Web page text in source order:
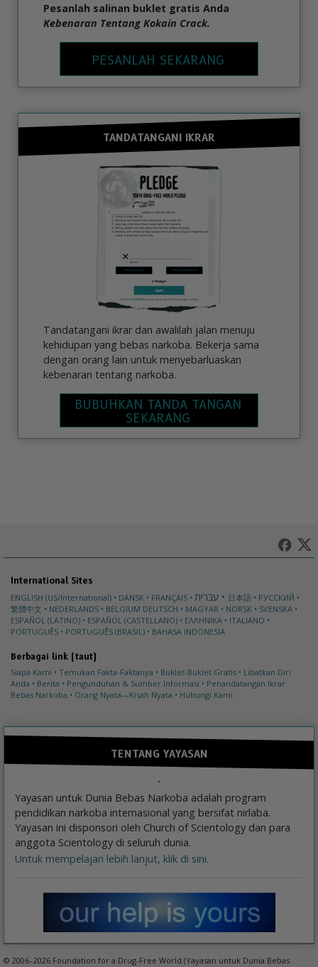
Pesanlah salinan buklet gratis Anda
Kebenaran Tentang Kokain Crack.
PESANLAH SEKARANG
TANDATANGANI IKRAR
Tandatangani ikrar dan awalilah jalan menuju
kehidupan yang bebas narkoba. Bekerja sama
dengan orang lain untuk menyebarluaskan
kebenaran tentang narkoba.
BUBUHKAN TANDA TANGAN
SEKARANG
International Sites
ENGLISH (US/International)
DANSK FRANÇAIS עברית 日本語
РУССКИЙ
繁體中文
NEDERLANDS BELGIUM DEUTSCH MAGYAR NORSK
SVENSKA
ESPAÑOL (LATINO)
ESPAÑOL (CASTELLANO) ΕΛΛΗΝΙΚA
ITALIANO
PORTUGUÊS
PORTUGUÊS (BRASIL) BAHASA INDONESIA
Berbagai link (taut)
Siapa Kami
Temukan Fakta-Faktanya Buklet-Buklet Gratis
Libatkan Diri
Anda
Berita Pengunduhan & Sumber Informasi
Penandatangan Ikrar
Bebas Narkoba
Orang Nyata—Kisah Nyata Hubungi Kami
TENTANG YAYASAN
Yayasan untuk Dunia Bebas Narkoba adalah program
pendidikan narkoba internasional yang bersifat nirlaba.
Yayasan ini disponsori oleh Church of Scientology dan para
anggota Scientology di seluruh dunia.
Untuk mempelajari lebih lanjut, klik di sini.
© 2006–2026 Foundation for a Drug-Free World (Yayasan untuk Dunia Bebas